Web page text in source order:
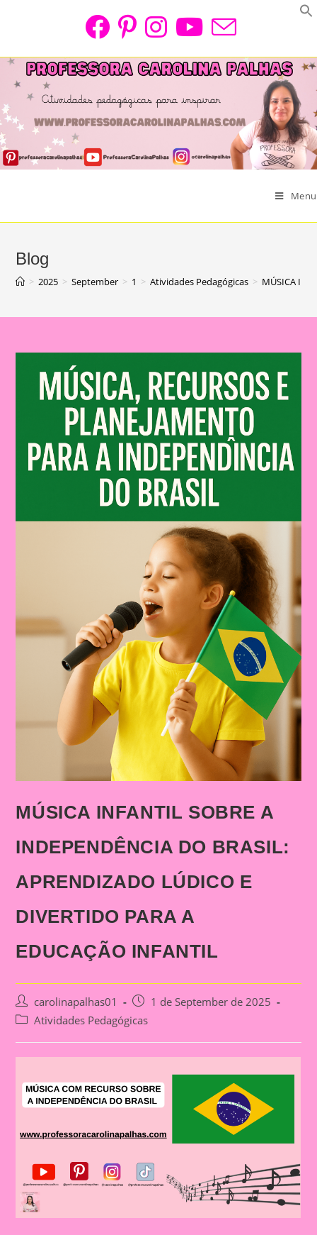
Menu
Blog
> 2025 > September > 1 > Atividades Pedagógicas > MÚSICA
MÚSICA INFANTIL SOBRE A
INDEPENDÊNCIA DO BRASIL:
APRENDIZADO LÚDICO E
DIVERTIDO PARA A
EDUCAÇÃO INFANTIL
Post
author:
carolinapalhas01
Post
published:
1 de September de 2025
PostAtividades Pedagógicas